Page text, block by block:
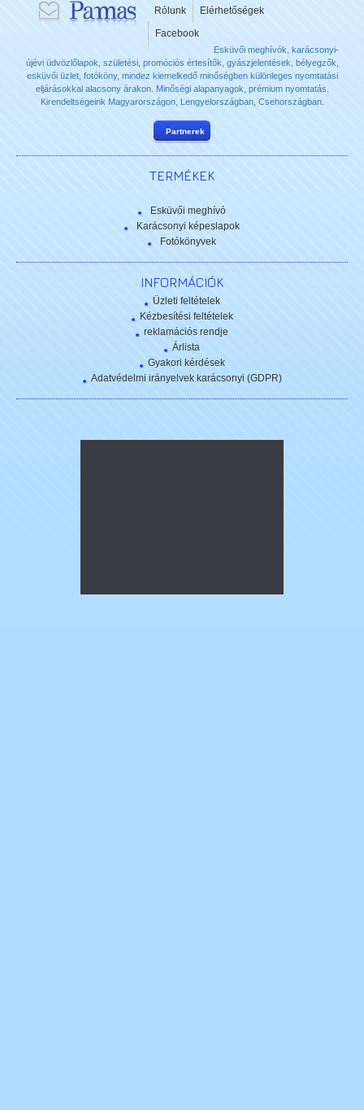
Rólunk
Elérhetőségek
Facebook
Esküvői meghívók, karácsonyi-
újévi üdvözlőlapok, születési, promóciós értesítők, gyászjelentések, bélyegzők,
esküvői üzlet, fotóköny, mindez kiemelkedő minőségben különleges nyomtatási
eljárásokkal alacsony árakon. Minőségi alapanyagok, prémium nyomtatás.
Kirendeltségeink Magyarországon, Lengyelországban, Csehországban.
Partnerek
TERMÉKEK
Esküvői meghívó
Karácsonyi képeslapok
Fotókönyvek
INFORMÁCIÓK
Üzleti feltételek
Kézbesítési feltételek
reklamációs rendje
Árlista
Gyakori kérdések
Adatvédelmi irányelvek karácsonyi (GDPR)